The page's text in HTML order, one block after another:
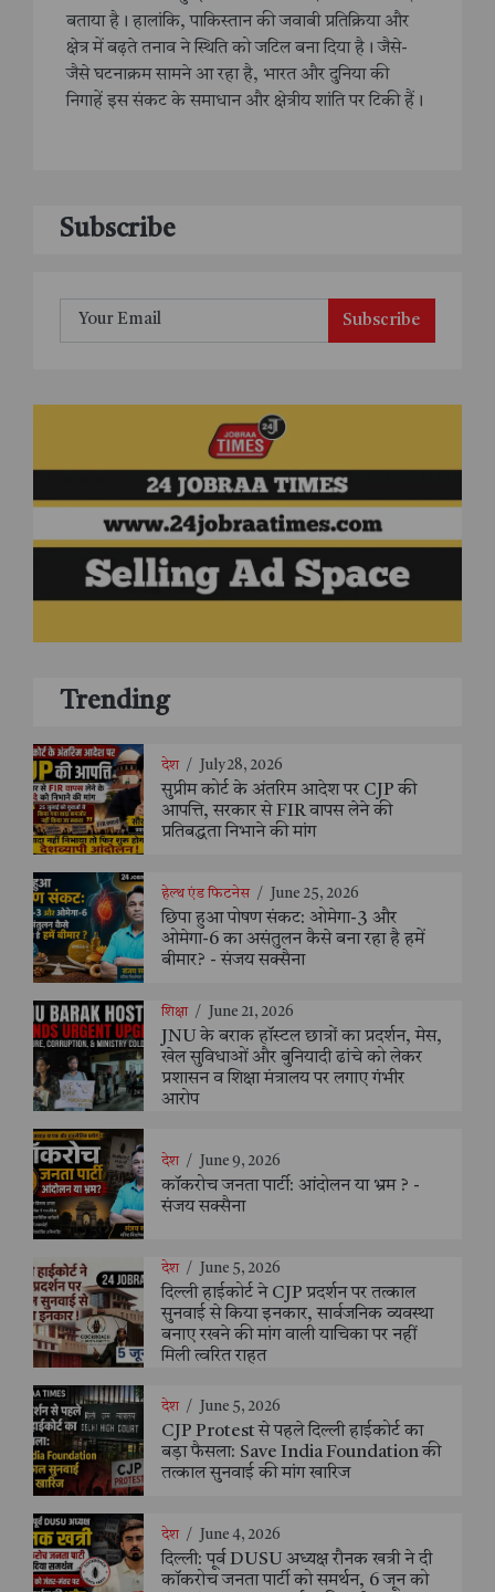
बताया है। हालांकि, पाकिस्तान की जवाबी प्रतिक्रिया और
क्षेत्र में बढ़ते तनाव ने स्थिति को जटिल बना दिया है। जैसे-
जैसे घटनाक्रम सामने आ रहा है, भारत और दुनिया की
निगाहें इस संकट के समाधान और क्षेत्रीय शांति पर टिकी हैं।
Subscribe
Subscribe
Trending
देश / July 28, 2026
सुप्रीम कोर्ट के अंतरिम आदेश पर CJP की
आपत्ति, सरकार से FIR वापस लेने की
प्रतिबद्धता निभाने की मांग
हेल्थ एंड फिटनेस / June 25, 2026
छिपा हुआ पोषण संकट: ओमेगा-3 और
ओमेगा-6 का असंतुलन कैसे बना रहा है हमें
बीमार? - संजय सक्सैना
शिक्षा / June 21, 2026
JNU के बराक हॉस्टल छात्रों का प्रदर्शन, मेस,
खेल सुविधाओं और बुनियादी ढांचे को लेकर
प्रशासन व शिक्षा मंत्रालय पर लगाए गंभीर
आरोप
देश / June 9, 2026
कॉकरोच जनता पार्टी: आंदोलन या भ्रम ? -
संजय सक्सैना
देश / June 5, 2026
दिल्ली हाईकोर्ट ने CJP प्रदर्शन पर तत्काल
सुनवाई से किया इनकार, सार्वजनिक व्यवस्था
बनाए रखने की मांग वाली याचिका पर नहीं
मिली त्वरित राहत
देश / June 5, 2026
CJP Protest से पहले दिल्ली हाईकोर्ट का
बड़ा फैसला: Save India Foundation की
तत्काल सुनवाई की मांग खारिज
देश / June 4, 2026
दिल्ली: पूर्व DUSU अध्यक्ष रौनक खत्री ने दी
कॉकरोच जनता पार्टी को समर्थन, 6 जून को